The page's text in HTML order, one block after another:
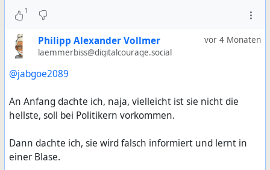
1
vor 4 Monaten
Philipp Alexander Vollmer
laemmerbiss@digitalcourage.social
@jabgoe2089
An Anfang dachte ich, naja, vielleicht ist sie nicht die
hellste, soll bei Politikern vorkommen.
Dann dachte ich, sie wird falsch informiert und lernt in
einer Blase.